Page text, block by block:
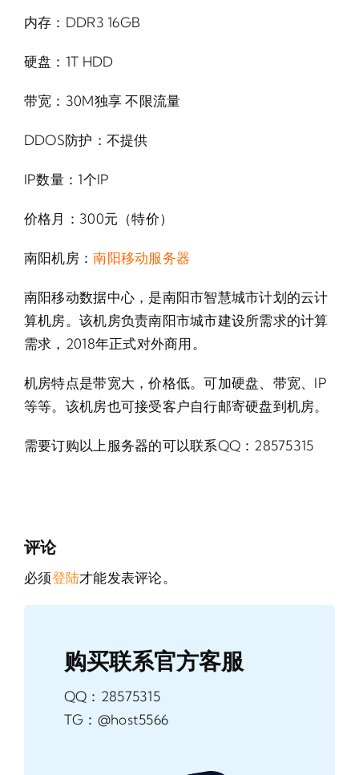
内存：DDR3 16GB
硬盘：1T HDD
带宽：30M独享 不限流量
DDOS防护：不提供
IP数量：1个IP
价格月：300元（特价）
南阳机房：南阳移动服务器
南阳移动数据中心，是南阳市智慧城市计划的云计
算机房。该机房负责南阳市城市建设所需求的计算
需求，2018年正式对外商用。
机房特点是带宽大，价格低。可加硬盘、带宽、IP
等等。该机房也可接受客户自行邮寄硬盘到机房。
需要订购以上服务器的可以联系QQ：28575315
评论
必须登陆才能发表评论。
购买联系官方客服
QQ：28575315
TG：@host5566